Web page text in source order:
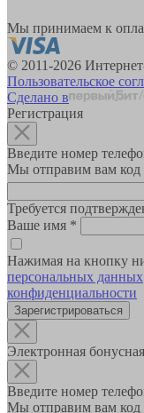
Мы принимаем к
© 2011-2026
Пользовательское
Сделано в
Регистрация
Введите номер
Мы отправим вам код
Требуется
Ваше имя *
Нажимая на кнопку
персональных данных
конфиденциальности
Зарегистрироваться
Электронная
Введите номер
Мы отправим вам код